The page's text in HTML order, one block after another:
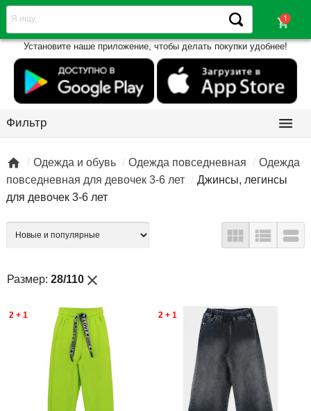
shopping_cart
Установите наше приложение, чтобы делать покупки удобнее!
Фильтр 
 Одежда и обувь Одежда повседневная
Одежда
повседневная для девочек 3-6 лет
Джинсы, легинсы
для девочек 3-6 лет
  
Размер: 28/110 close
2 + 1 2 + 1